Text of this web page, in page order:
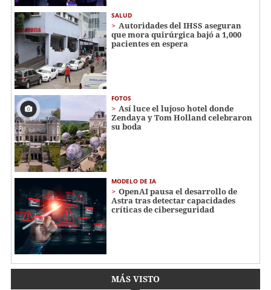
SALUD
Autoridades del IHSS aseguran
que mora quirúrgica bajó a 1,000
pacientes en espera
FOTOS
Así luce el lujoso hotel donde
Zendaya y Tom Holland celebraron
su boda
MODELO DE IA
OpenAI pausa el desarrollo de
Astra tras detectar capacidades
críticas de ciberseguridad
MÁS VISTO